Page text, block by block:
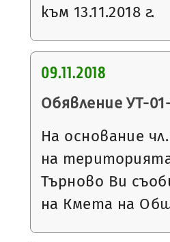
към 13.11.2018 г.
09.11.2018
Обявление УТ-01-
На основание
на
Търново Ви
на Кмета на